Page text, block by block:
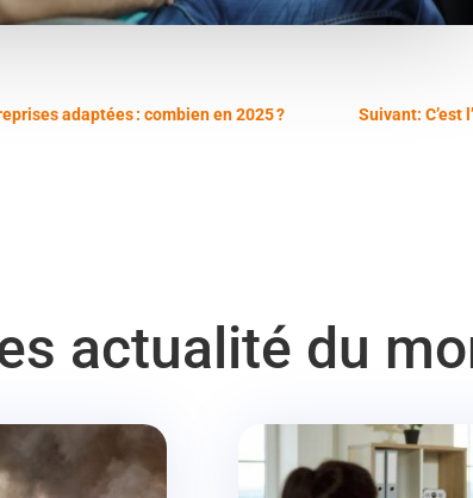
adaptées : combien en 2025 ? Suivant: C’est
actualité du